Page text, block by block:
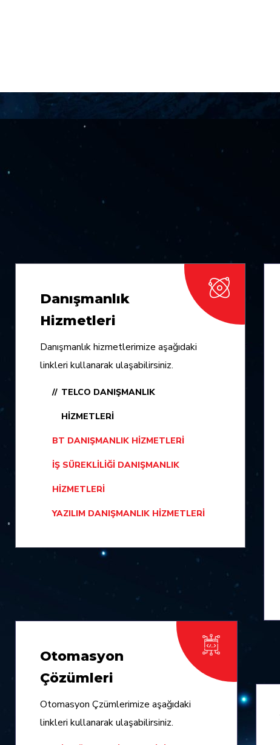
Danışmanlık
Hizmetleri
Danışmanlık hizmetlerimize aşağıdaki
linkleri kullanarak ulaşabilirsiniz.
TELCO DANIŞMANLIK
HIZMETLERI
BT DANIŞMANLIK HIZMETLERI
İŞ SÜREKLILIĞI DANIŞMANLIK
HIZMETLERI
YAZILIM DANIŞMANLIK HIZMETLERI
Otomasyon
Çözümleri
Otomasyon Çzümlerimize aşağıdaki
linkleri kullanarak ulaşabilirsiniz.